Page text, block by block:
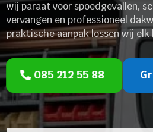
wij paraat voor spoedgevallen,
vervangen en professioneel
praktische aanpak lossen wij elk
085 212 55 88